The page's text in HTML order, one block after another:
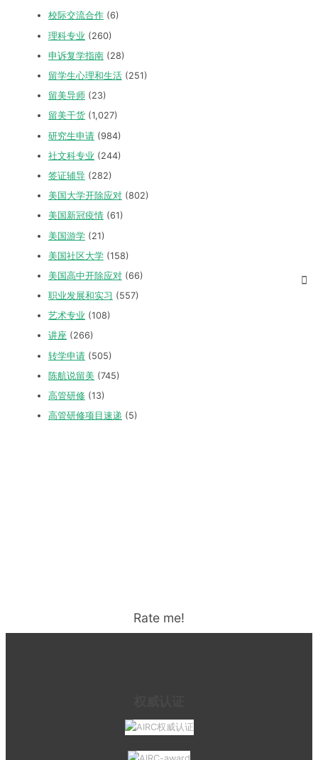
校际交流合作 (6)
理科专业 (260)
申诉复学指南 (28)
留学生心理和生活 (251)
留美导师 (23)
留美干货 (1,027)
研究生申请 (984)
社文科专业 (244)
签证辅导 (282)
美国大学开除应对 (802)
美国新冠疫情 (61)
美国游学 (21)
美国社区大学 (158)
美国高中开除应对 (66)
职业发展和实习 (557)
艺术专业 (108)
讲座 (266)
转学申请 (505)
陈航说留美 (745)
高管研修 (13)
高管研修项目速递 (5)
Rate me!